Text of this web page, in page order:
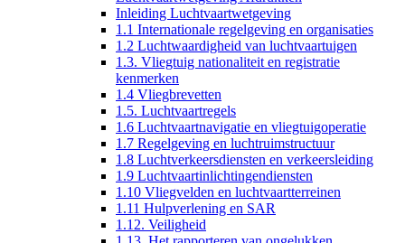
Inleiding Luchtvaartwetgeving
1.1 Internationale regelgeving en organisaties
1.2 Luchtwaardigheid van luchtvaartuigen
1.3. Vliegtuig nationaliteit en registratie
kenmerken
1.4 Vliegbrevetten
1.5. Luchtvaartregels
1.6 Luchtvaartnavigatie en vliegtuigoperatie
1.7 Regelgeving en luchtruimstructuur
1.8 Luchtverkeersdiensten en verkeersleiding
1.9 Luchtvaartinlichtingendiensten
1.10 Vliegvelden en luchtvaartterreinen
1.11 Hulpverlening en SAR
1.12. Veiligheid